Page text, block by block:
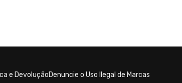
e DevoluçãoDenuncie o Uso Ilegal de Marcas